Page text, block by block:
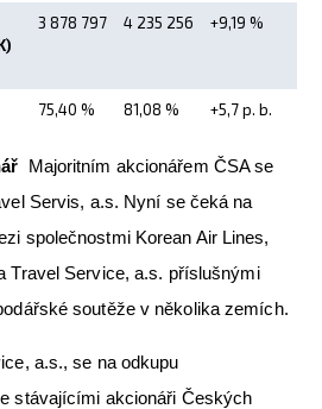
3 878 797 4 235 256 +9,19 %
75,40 % 81,08 % +5,7 p. b.
Majoritním akcionářem ČSA se
Servis, a.s. Nyní se čeká na
společnostmi Korean Air Lines,
Travel Service, a.s. příslušnými
soutěže v několika zemích.
a.s., se na odkupu
stávajícími akcionáři Českých